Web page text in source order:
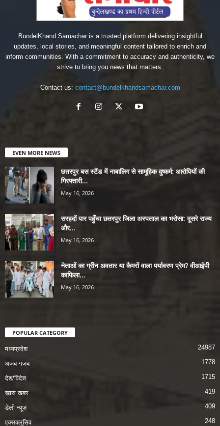
BundelKhand Samachar is a trusted platform delivering insightful
updates, local stories, and meaningful content tailored to enrich and
inform communities. With a commitment to accuracy and authenticity, we
strive to bring you news that matters.
Contact us: contact@bundelkhandsamachar.com
EVEN MORE NEWS
छतरपुर बस स्टैंड में नाबालिग से सामूहिक दुष्कर्म: आरोपियों की
गिरफ्तारी...
May 16, 2026
सरहदों पार पहुँचा छतरपुर जिला अस्पताल का भरोसा: दूसरे राज्य
और...
May 16, 2026
नेताओं का ग्रीन अवतार या कैमरों वाला पर्यावरण प्रेम? वीआईपी
काफिला...
May 16, 2026
POPULAR CATEGORY
मध्यप्रदेश 24987
अजब गजब 1778
देश/विदेश 1715
खास खबर 419
डेली न्यूज़ 409
एक्सक्लूसिव 248